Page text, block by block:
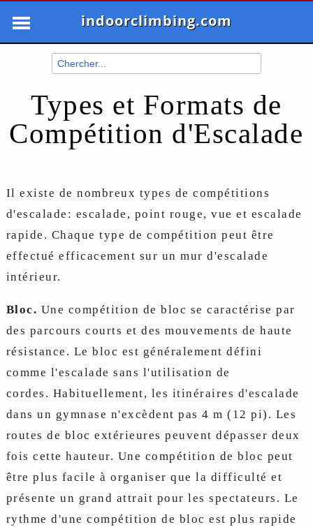
indoorclimbing.com
Types et Formats de
Compétition d'Escalade
Il existe de nombreux types de compétitions
d'escalade: escalade, point rouge, vue et escalade
rapide. Chaque type de compétition peut être
effectué efficacement sur un mur d'escalade
intérieur.
Bloc. Une compétition de bloc se caractérise par
des parcours courts et des mouvements de haute
résistance. Le bloc est généralement défini
comme l'escalade sans l'utilisation de
cordes. Habituellement, les itinéraires d'escalade
dans un gymnase n'excèdent pas 4 m (12 pi). Les
routes de bloc extérieures peuvent dépasser deux
fois cette hauteur. Une compétition de bloc peut
être plus facile à organiser que la difficulté et
présente un grand attrait pour les spectateurs. Le
rythme d'une compétition de bloc est plus rapide